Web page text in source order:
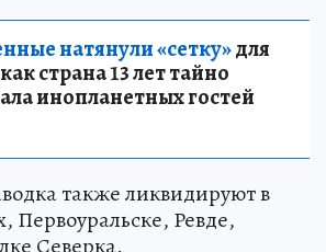
натянули «сетку»для
страна 13 лет тайно
инопланетных гостей
также ликвидируют в
Ревде,
Северка.